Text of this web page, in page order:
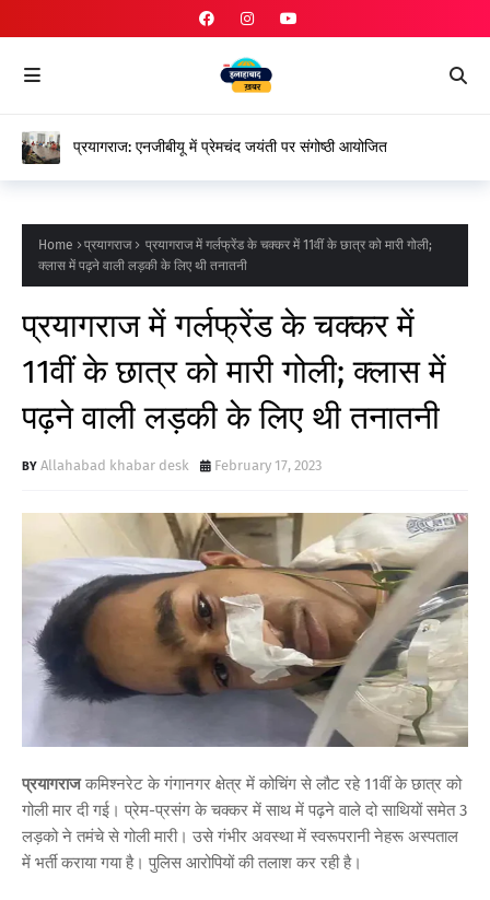
प्रयागराज: एनजीबीयू में प्रेमचंद जयंती पर संगोष्ठी आयोजित
Home प्रयागराज
प्रयागराज में गर्लफ्रेंड के चक्कर में 11वीं के छात्र को मारी गोली;
क्लास में पढ़ने वाली लड़की के लिए थी तनातनी
प्रयागराज में गर्लफ्रेंड के चक्कर में
11वीं के छात्र को मारी गोली; क्लास में
पढ़ने वाली लड़की के लिए थी तनातनी
Allahabad khabar desk February 17, 2023
प्रयागराजकमिश्नरेट के गंगानगर क्षेत्र में कोचिंग से लौट रहे 11वीं के छात्र को
गोली मार दी गई। प्रेम-प्रसंग के चक्कर में साथ में पढ़ने वाले दो साथियों समेत 3
लड़को ने तमंचे से गोली मारी। उसे गंभीर अवस्था में स्वरूपरानी नेहरू अस्पताल
में भर्ती कराया गया है। पुलिस आरोपियों की तलाश कर रही है।